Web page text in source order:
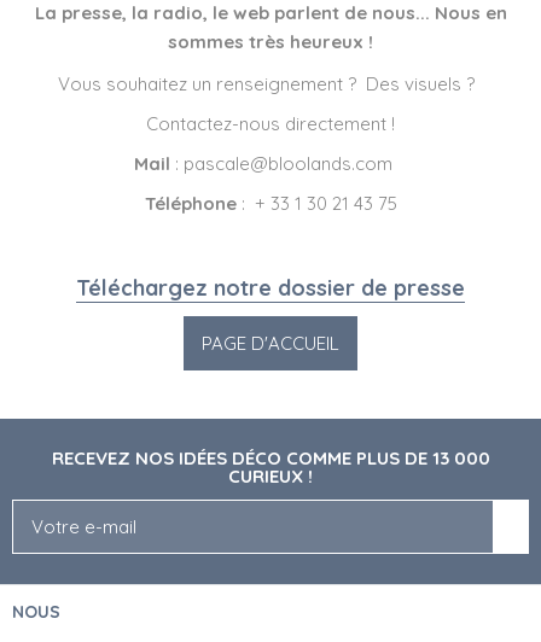
La presse, la radio, le web parlent de nous... Nous en
sommes très heureux !
Vous souhaitez un renseignement ? Des visuels ?
Contactez-nous directement !
Mail : pascale@bloolands.com
Téléphone: + 33 1 30 21 43 75
Téléchargez notre dossier de presse
RECEVEZ NOS IDÉES DÉCO COMME PLUS DE 13 000
CURIEUX !
NOUS